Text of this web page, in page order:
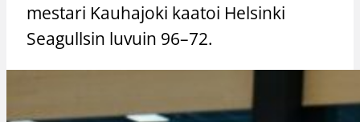
mestari Kauhajoki kaatoi Helsinki
Seagullsin luvuin 96–72.